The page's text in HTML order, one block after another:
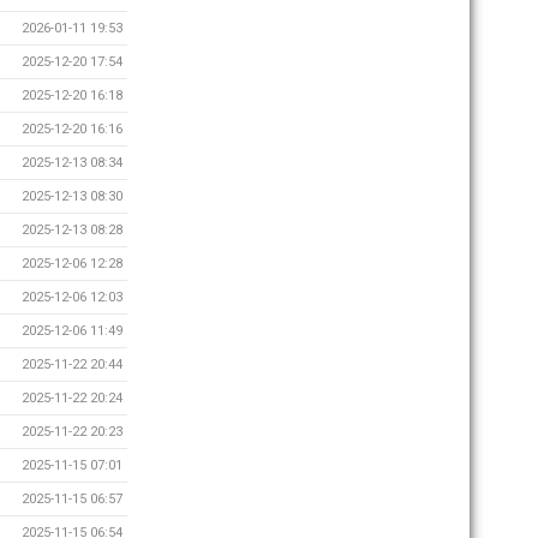
2026-01-11 19:53
2025-12-20 17:54
2025-12-20 16:18
2025-12-20 16:16
2025-12-13 08:34
2025-12-13 08:30
2025-12-13 08:28
2025-12-06 12:28
2025-12-06 12:03
2025-12-06 11:49
2025-11-22 20:44
2025-11-22 20:24
2025-11-22 20:23
2025-11-15 07:01
2025-11-15 06:57
2025-11-15 06:54